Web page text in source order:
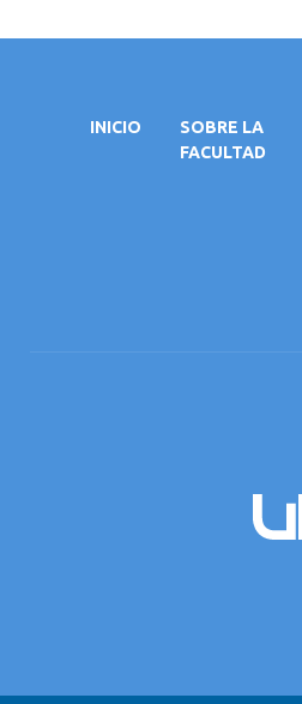
INICIO
SOBRE LA
FACULTAD